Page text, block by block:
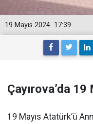
17:39
19 Mayıs 2024
Çayırova’da
19 Mayıs Atatürk’ü